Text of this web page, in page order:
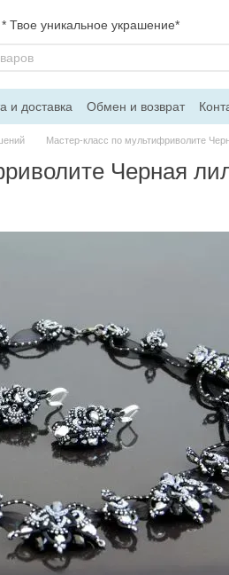
Твое уникальное украшение*
и доставка Обмен и возврат
Договор оферти
Мастер-класс по мультифриволите
Черная